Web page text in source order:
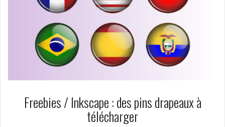
Freebies / Inkscape : des pins drapeaux à
télécharger